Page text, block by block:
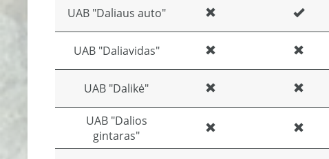
UAB "Daliaus auto"
UAB "Daliavidas"
UAB "Dalikė"
UAB "Dalios
gintaras"